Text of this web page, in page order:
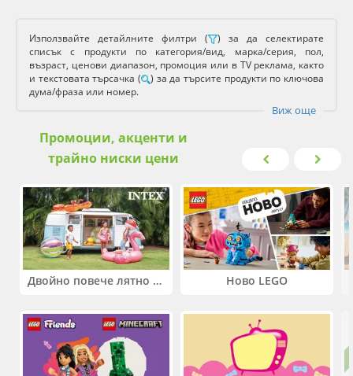
Използвайте детайлните филтри (
) за да селектирате
списък с продукти по категория/вид, марка/серия, пол,
възраст, ценови диапазон, промоция или в TV реклама, както
и текстовата търсачка (
) за да търсите продукти по ключова
дума/фраза или номер.
Виж още
Промоции, акценти и
трайно ниски цени
Двойно повече лятно забавление! Купи 2 продукта INTEX и вземи -33% Ново LEGO